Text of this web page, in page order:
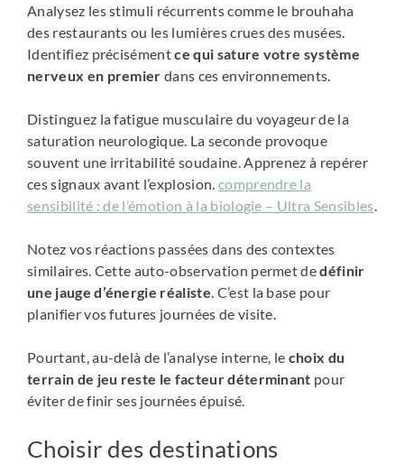
Analysez les stimuli récurrents comme le brouhaha
des restaurants ou les lumières crues des musées.
Identifiez précisémentce qui sature votre système
nerveux en premier dans ces environnements.
Distinguez la fatigue musculaire du voyageur de la
saturation neurologique. La seconde provoque
souvent une irritabilité soudaine. Apprenez à repérer
ces signaux avant l’explosion. comprendre la
sensibilité : de l’émotion à la biologie – Ultra Sensibles.
Notez vos réactions passées dans des contextes
similaires. Cette auto-observation permet dedéfinir
une jauge d’énergie réaliste. C’est la base pour
planifier vos futures journées de visite.
Pourtant, au-delà de l’analyse interne, le choix du
terrain de jeu reste le facteur déterminant pour
éviter de finir ses journées épuisé.
Choisir des destinations